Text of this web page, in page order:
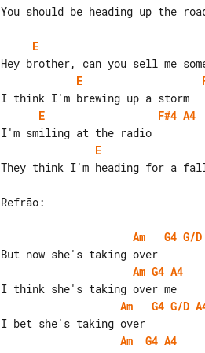
You should be heading up the
E
E
E
F#4 A4
E
They think I'm heading for a
Refrão:
Am G4 G/D
Am G4 A4
Am
G4 G/D
Am
G4 A4